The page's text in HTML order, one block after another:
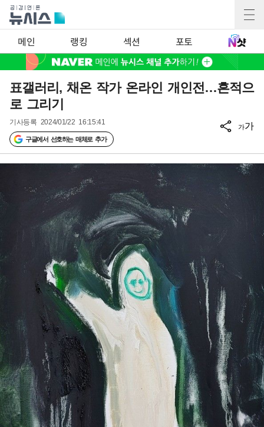
메인 랭킹 섹션 포토
표갤러리, 채온 작가 온라인 개인전…흔적으
로 그리기
기사등록 2024/01/22 16:15:41
구글에서 선호하는 매체로 추가
가가